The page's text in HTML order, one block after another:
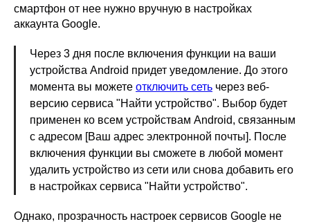
смартфон от нее нужно вручную в настройках
аккаунта Google.
Через 3 дня после включения функции на ваши
устройства Android придет уведомление. До этого
момента вы можете отключить сеть через веб-
версию сервиса "Найти устройство". Выбор будет
применен ко всем устройствам Android, связанным
с адресом [Ваш адрес электронной почты]. После
включения функции вы сможете в любой момент
удалить устройство из сети или снова добавить его
в настройках сервиса "Найти устройство".
Однако, прозрачность настроек сервисов Google не